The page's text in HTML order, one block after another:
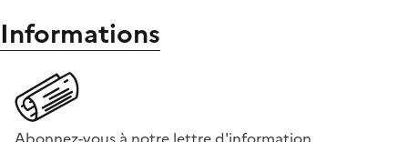
Informations